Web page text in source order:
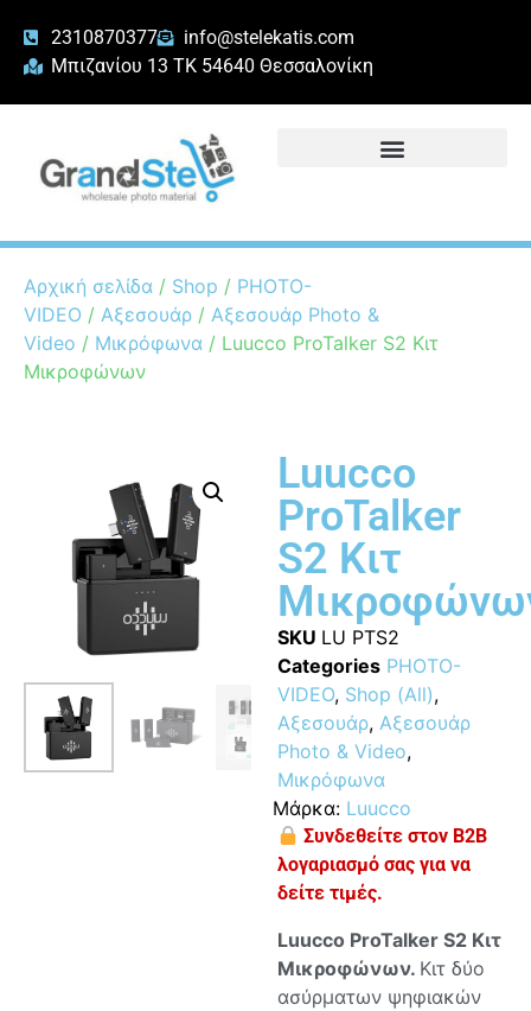
2310870377
info@stelekatis.com
Μπιζανίου 13 ΤΚ 54640 Θεσσαλονίκη
Αρχική σελίδα / Shop / PHOTO-
VIDEO / Αξεσουάρ / Αξεσουάρ Photo &
Video / Μικρόφωνα / Luucco ProTalker S2 Κιτ
Μικροφώνων
Luucco
ProTalker
S2 Κιτ
SKU LU PTS2
Categories PHOTO-
VIDEO, Shop (All),
Αξεσουάρ, Αξεσουάρ
Photo & Video,
Μικρόφωνα
Μάρκα: Luucco
Συνδεθείτε στον B2B
λογαριασμό σας για να
δείτε τιμές.
Luucco ProTalker S2 Κιτ
Μικροφώνων. Κιτ δύο
ασύρματων ψηφιακών